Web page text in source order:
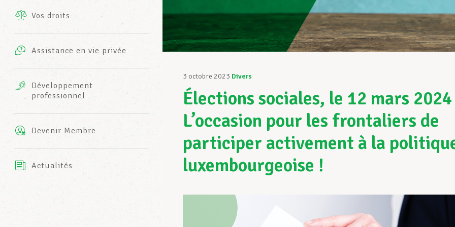
INFO-CENTER
Vos droits
Assistance en vie privée
complémentaires
AXA
Développement
professionnel
Devenir Membre
Actualités
3 octobre 2023 Divers
Élections sociales, le 12 mars
L’occasion pour les frontaliers de
participer activement à la
luxembourgeoise !